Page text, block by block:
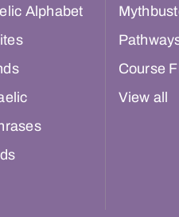
Alphabet
Course
View all